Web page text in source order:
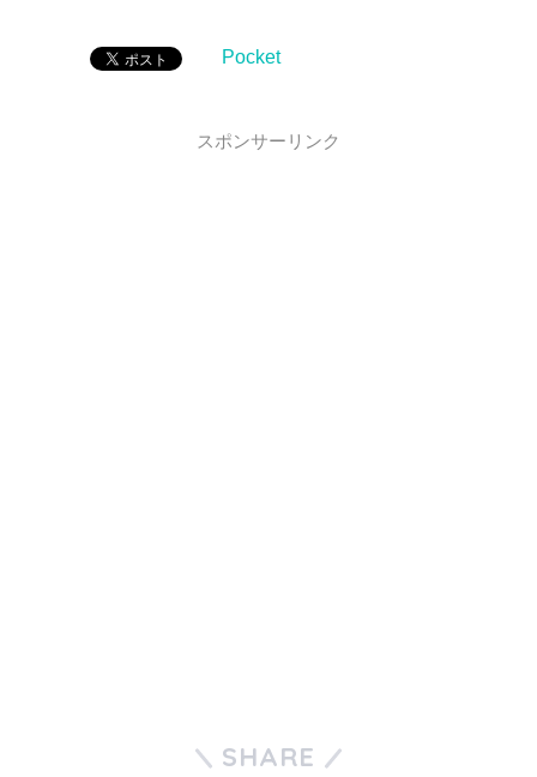
Pocket
スポンサーリンク
SHARE